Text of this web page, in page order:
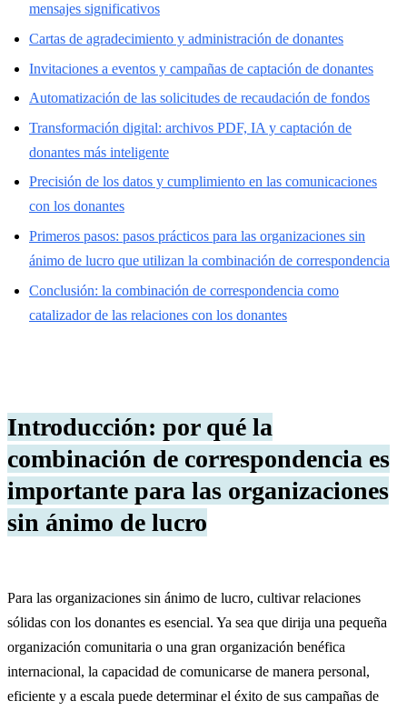
mensajes significativos
Cartas de agradecimiento y administración de donantes
Invitaciones a eventos y campañas de captación de donantes
Automatización de las solicitudes de recaudación de fondos
Transformación digital: archivos PDF, IA y captación de
donantes más inteligente
Precisión de los datos y cumplimiento en las comunicaciones
con los donantes
Primeros pasos: pasos prácticos para las organizaciones sin
ánimo de lucro que utilizan la combinación de correspondencia
Conclusión: la combinación de correspondencia como
catalizador de las relaciones con los donantes
Introducción: por qué la
combinación de correspondencia es
importante para las organizaciones
sin ánimo de lucro
Para las organizaciones sin ánimo de lucro, cultivar relaciones
sólidas con los donantes es esencial. Ya sea que dirija una pequeña
organización comunitaria o una gran organización benéfica
internacional, la capacidad de comunicarse de manera personal,
eficiente y a escala puede determinar el éxito de sus campañas de